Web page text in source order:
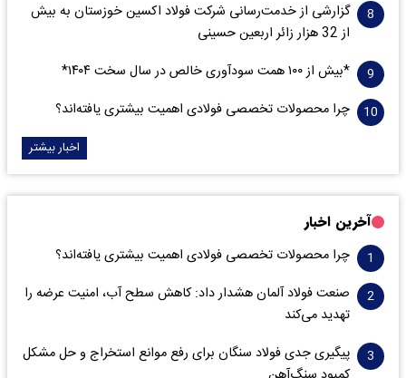
گزارشی از خدمت‌رسانی شرکت فولاد اکسین خوزستان به بیش
از 32 هزار زائر اربعین حسینی
*بیش از ۱۰۰ همت سودآوری خالص در سال سخت ۱۴۰۴*
چرا محصولات تخصصی فولادی اهمیت بیشتری یافته‌اند؟
اخبار بیشتر
آخرین اخبار
چرا محصولات تخصصی فولادی اهمیت بیشتری یافته‌اند؟
صنعت فولاد آلمان هشدار داد: کاهش سطح آب، امنیت عرضه را
تهدید می‌کند
پیگیری جدی فولاد سنگان برای رفع موانع استخراج و حل مشکل